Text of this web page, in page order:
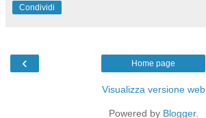
Condividi
‹ Home page
Visualizza versione web
Powered by Blogger.